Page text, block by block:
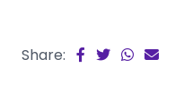
Share: